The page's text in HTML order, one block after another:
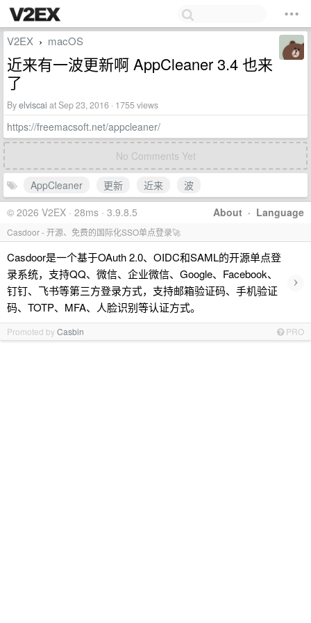
V2EX › macOS
近来有一波更新啊 AppCleaner 3.4 也来
了
Byelviscai at Sep 23, 2016 · 1755 views
https://freemacsoft.net/appcleaner/
No Comments Yet
AppCleaner 更新 近来
波
About · Language
© 2026 V2EX · 28ms · 3.9.8.5
Casdoor - 开源、免费的国际化SSO单点登录🚀
Casdoor是一个基于OAuth 2.0、OIDC和SAML的开源单点登
录系统，支持QQ、微信、企业微信、Google、Facebook、
钉钉、飞书等第三方登录方式，支持邮箱验证码、手机验证
码、TOTP、MFA、人脸识别等认证方式。
›
Promoted byCasbin PRO